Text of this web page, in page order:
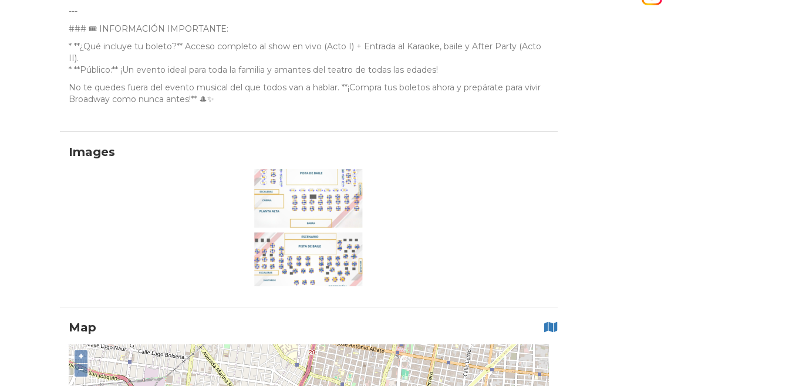
---
### 🎟️ INFORMACIÓN IMPORTANTE:
* **¿Qué incluye tu boleto?** Acceso completo al show en vivo (Acto I) + Entrada al Karaoke, baile y After Party (Acto
II).
* **Público:** ¡Un evento ideal para toda la familia y amantes del teatro de todas las edades!
No te quedes fuera del evento musical del que todos van a hablar. **¡Compra tus boletos ahora y prepárate para vivir
Broadway como nunca antes!** 🎩✨
Images
Map
+
−